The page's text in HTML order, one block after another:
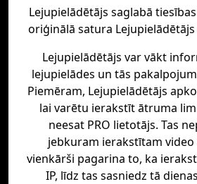
Lejupielādētājs saglabā
oriģinālā satura
Lejupielādētājs var vākt
lejupielādes un tās
Piemēram, Lejupielādētājs
lai varētu ierakstīt ātruma
neesat PRO lietotājs. Tas
jebkuram ierakstītam video
vienkārši pagarina to, ka
IP, līdz tas sasniedz tā